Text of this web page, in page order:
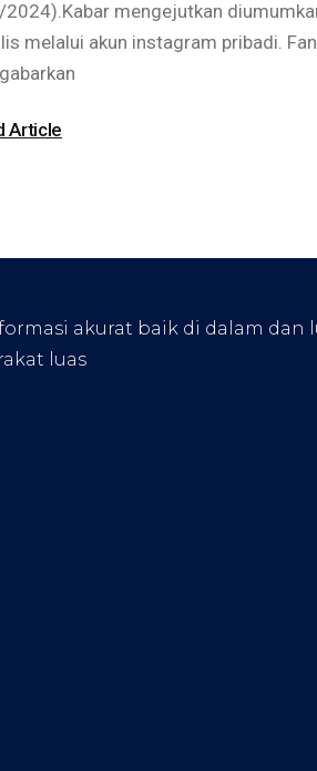
mengejutkan
melalui akun instagram pribadi.
Article
akurat baik di dalam
luas